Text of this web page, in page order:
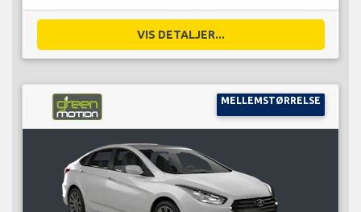
VIS DETALJER...
MELLEMSTØRRELSE